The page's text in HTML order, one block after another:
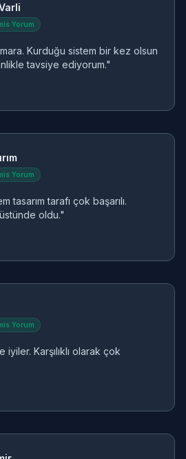
Yorum
Kurduğu sistem bir kez olsun
tavsiye ediyorum."
Yorum
tasarım tarafı çok başarılı.
oldu."
Yorum
Karşılıklı olarak çok